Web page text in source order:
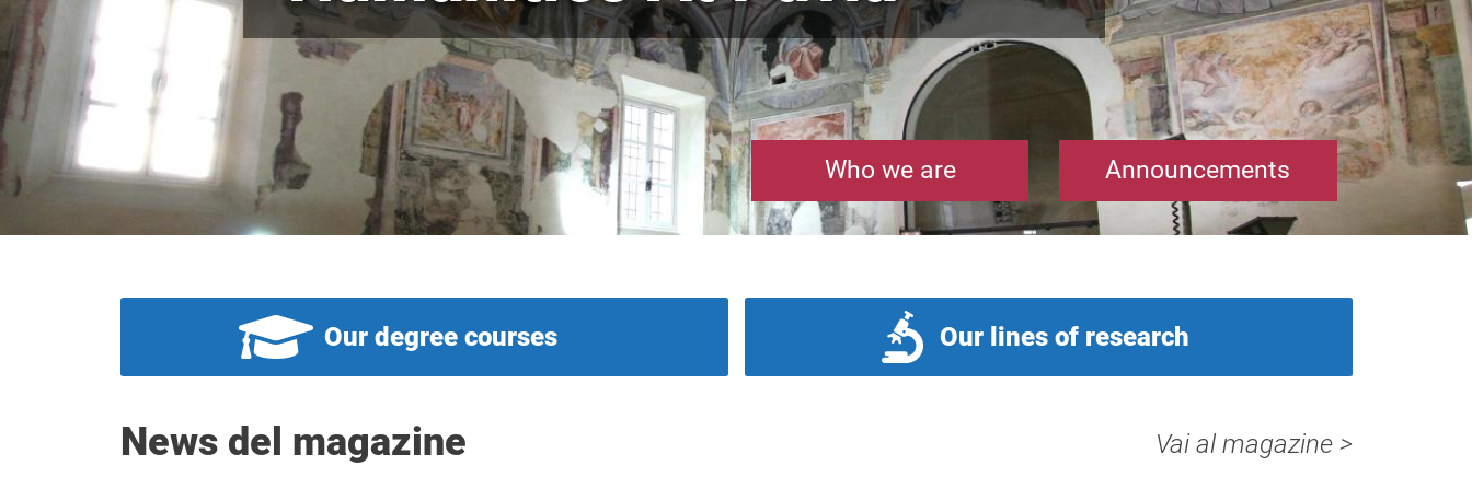
Who we are Announcements
Our degree courses Our lines of research
Vai al magazine >
News del magazine